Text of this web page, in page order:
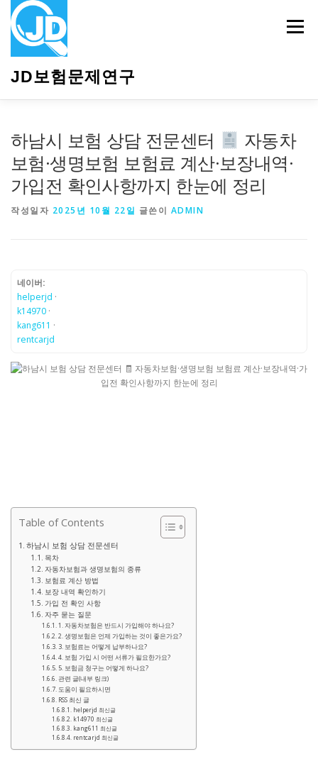
JD보험문제연구
메뉴
하남시 보험 상담 전문센터
자동차
보험·생명보험 보험료 계산·보장내역·
가입전 확인사항까지 한눈에 정리
작성일자 2025년 10월 22일 글쓴이 ADMIN
네이버:
helperjd ·
k14970 ·
kang611 ·
rentcarjd
Table of Contents
하남시 보험 상담 전문센터
목차
자동차보험과 생명보험의 종류
보험료 계산 방법
보장 내역 확인하기
가입 전 확인 사항
자주 묻는 질문
1. 자동차보험은 반드시 가입해야 하나요?
2. 생명보험은 언제 가입하는 것이 좋은가요?
3. 보험료는 어떻게 납부하나요?
4. 보험 가입 시 어떤 서류가 필요한가요?
5. 보험금 청구는 어떻게 하나요?
관련 글(내부 링크)
도움이 필요하시면
RSS 최신 글
helperjd 최신글
k14970 최신글
kang611 최신글
rentcarjd 최신글